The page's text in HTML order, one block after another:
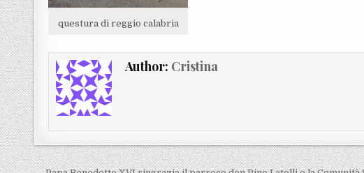
questura di reggio calabria
Author: Cristina